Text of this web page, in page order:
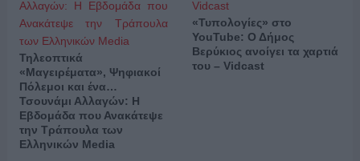
Τηλεοπτικά
«Μαγειρέματα», Ψηφιακοί
Πόλεμοι και ένα…
Τσουνάμι Αλλαγών: Η
Εβδομάδα που Ανακάτεψε
την Τράπουλα των
Ελληνικών Media
«Τυπολογίες» στο
YouTube: Ο Δήμος
Βερύκιος ανοίγει τα χαρτιά
του – Vidcast